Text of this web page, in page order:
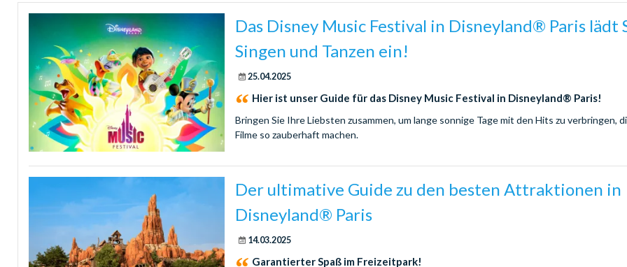
Das Disney Music Festival in Disneyland® Paris lädt
Singen und Tanzen ein!
25.04.2025
Hier ist unser Guide für das Disney Music Festival in Disneyland® Paris!
Bringen Sie Ihre Liebsten zusammen, um lange sonnige Tage mit den Hits zu verbringen,
Filme so zauberhaft machen.
Der ultimative Guide zu den besten Attraktionen in
Disneyland® Paris
14.03.2025
Garantierter Spaß im Freizeitpark!